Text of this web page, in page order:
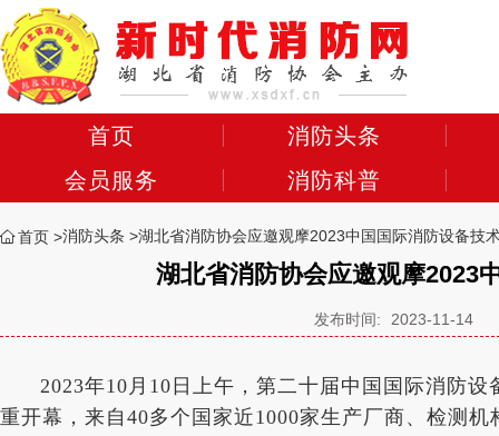
首页
消防头条
会员服务
消防科普
首页 消防头条 湖北省消防协会应邀观摩2023中国国际消防设备技
湖北省消防协会应邀观摩2023
发布时间: 2023-11-14
2023年10 月 10 日上午，第二十届中国国际消防
重开幕，来自 40多个国家近1000家生产厂商、检测机